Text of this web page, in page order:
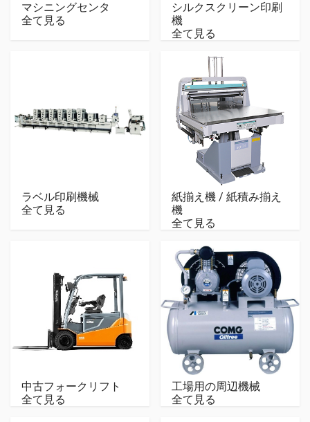
マシニングセンタ
全て見る
シルクスクリーン印刷
機
全て見る
ラベル印刷機械
全て見る
紙揃え機 / 紙積み揃え
機
全て見る
中古フォークリフト
全て見る
工場用の周辺機械
全て見る